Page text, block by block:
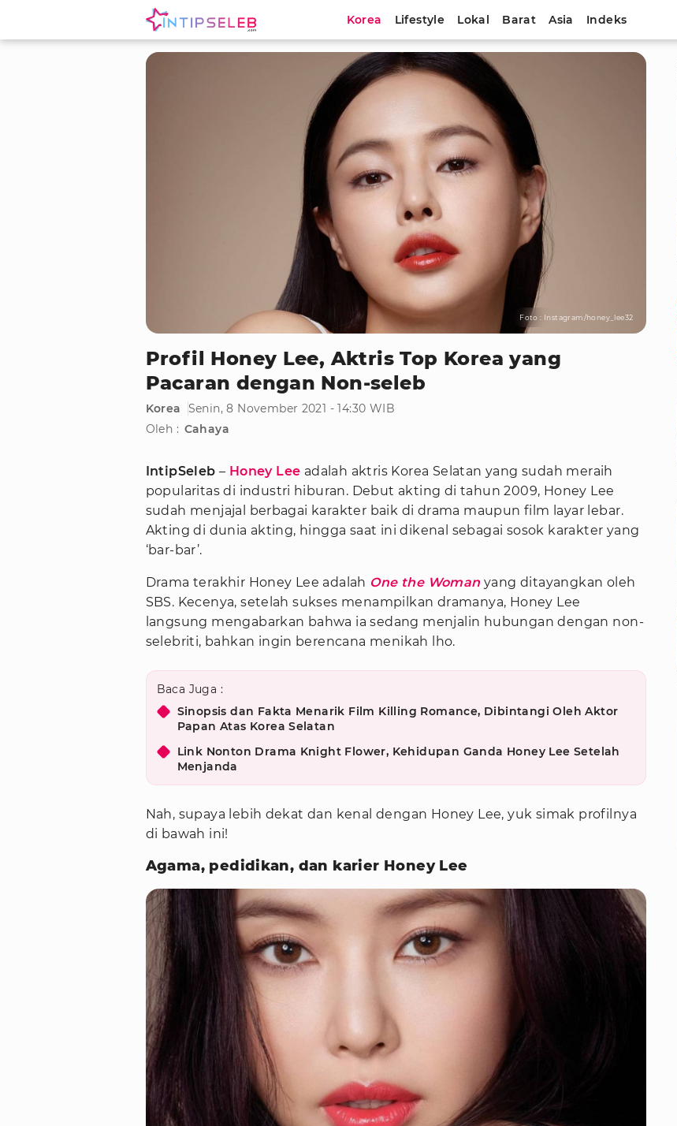
Korea Lifestyle Lokal Barat Asia Indeks
Foto : Instagram/honey_lee32
Profil Honey Lee, Aktris Top Korea yang
Pacaran dengan Non-seleb
Korea
Senin, 8 November 2021 - 14:30 WIB
Oleh : Cahaya
IntipSeleb – Honey Lee adalah aktris Korea Selatan yang sudah meraih
popularitas di industri hiburan. Debut akting di tahun 2009, Honey Lee
sudah menjajal berbagai karakter baik di drama maupun film layar lebar.
Akting di dunia akting, hingga saat ini dikenal sebagai sosok karakter yang
‘bar-bar’.
Drama terakhir Honey Lee adalah One the Woman yang ditayangkan oleh
SBS. Kecenya, setelah sukses menampilkan dramanya, Honey Lee
langsung mengabarkan bahwa ia sedang menjalin hubungan dengan non-
selebriti, bahkan ingin berencana menikah lho.
Baca Juga :
Sinopsis dan Fakta Menarik Film Killing Romance, Dibintangi Oleh Aktor
Papan Atas Korea Selatan
Link Nonton Drama Knight Flower, Kehidupan Ganda Honey Lee Setelah
Menjanda
Nah, supaya lebih dekat dan kenal dengan Honey Lee, yuk simak profilnya
di bawah ini!
Agama, pedidikan, dan karier Honey Lee